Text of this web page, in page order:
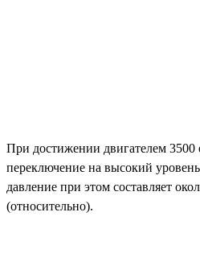
При достижении двигателем 3500
переключение на высокий
давление при этом составляет
(относительно).